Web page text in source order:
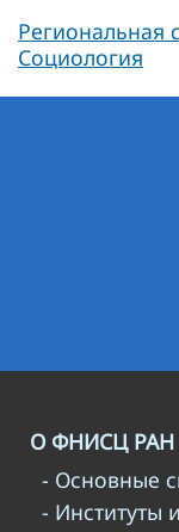
Региональная
Социология
О ФНИСЦ РАН
- Основные
- Институты